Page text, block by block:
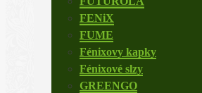
FENiX
FUME
Fénixovy kapky
Fénixové slzy
GREENGO